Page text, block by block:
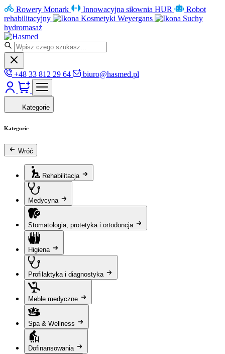
Rowery Monark Innowacyjna siłownia HUR
Robot
rehabilitacyjny
Kosmetyki Weyergans
Suchy
hydromasaż
+48 33 812 29 64 biuro@hasmed.pl
Kategorie
Kategorie
Wróć
Rehabilitacja
Medycyna
Stomatologia, protetyka i ortodoncja
Higiena
Profilaktyka i diagnostyka
Meble medyczne
Spa & Wellness
Dofinansowania